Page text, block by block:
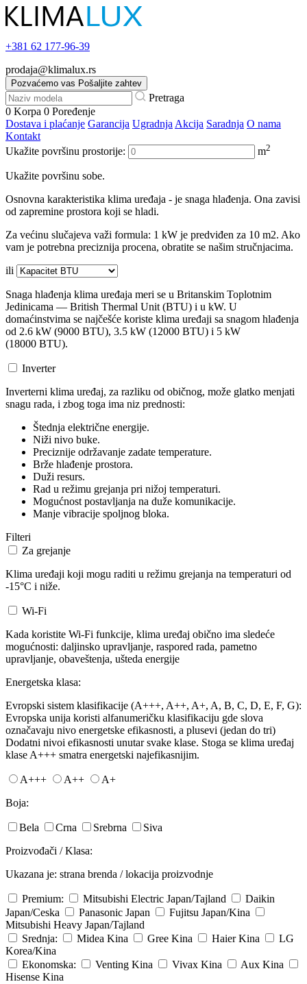
+381 62 177-96-39
prodaja@klimalux.rs
Pozvaćemo vas Pošaljite zahtev
Pretraga
0 Korpa 0 Poređenje
Dostava i plaćanje Garancija Ugradnja Akcija Saradnja O nama
Kontakt
Ukažite površinu prostorije:
m2
Ukažite površinu sobe.
Osnovna karakteristika klima uređaja - je snaga hlađenja. Ona zavisi
od zapremine prostora koji se hladi.
Za većinu slučajeva važi formula: 1 kW je predviđen za 10 m2. Ako
vam je potrebna preciznija procena, obratite se našim stručnjacima.
ili
Snaga hlađenja klima uređaja meri se u Britanskim Toplotnim
Jedinicama — British Thermal Unit (BTU) i u kW. U
domaćinstvima se najčešće koriste klima uređaji sa snagom hlađenja
od 2.6 kW (9000 BTU), 3.5 kW (12000 BTU) i 5 kW
(18000 BTU).
Inverter
Inverterni klima uređaj, za razliku od običnog, može glatko menjati
snagu rada, i zbog toga ima niz prednosti:
Štednja električne energije.
Niži nivo buke.
Preciznije održavanje zadate temperature.
Brže hlađenje prostora.
Duži resurs.
Rad u režimu grejanja pri nižoj temperaturi.
Mogućnost postavljanja na duže komunikacije.
Manje vibracije spoljnog bloka.
Filteri
Za grejanje
Klima uređaji koji mogu raditi u režimu grejanja na temperaturi od
-15°C i niže.
Wi-Fi
Kada koristite Wi-Fi funkcije, klima uređaj obično ima sledeće
mogućnosti: daljinsko upravljanje, raspored rada, pametno
upravljanje, obaveštenja, ušteda energije
Energetska klasa:
Evropski sistem klasifikacije (A+++, A++, A+, A, B, C, D, E, F, G):
Evropska unija koristi alfanumeričku klasifikaciju gde slova
označavaju nivo energetske efikasnosti, a plusevi (jedan do tri)
Dodatni nivoi efikasnosti unutar svake klase. Stoga se klima uređaj
klase A+++ smatra energetski najefikasnijim.
A+++ A++
A+
Boja:
Bela Crna Srebrna
Siva
Proizvođači / Klasa:
Ukazana je: strana brenda / lokacija proizvodnje
Premium: Mitsubishi Electric Japan/Tajland
Daikin
Japan/Ceska
Panasonic Japan Fujitsu Japan/Kina
Mitsubishi Heavy Japan/Tajland
Srednja:
Midea Kina Gree Kina Haier Kina
LG
Korea/Kina
Ekonomska:
Venting Kina Vivax Kina Aux Kina
Hisense Kina